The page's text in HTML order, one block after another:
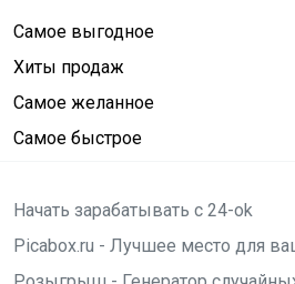
Самое выгодное
Хиты продаж
Самое желанное
Самое быстрое
Начать зарабатывать с 24-ok
Picabox.ru - Лучшее место для